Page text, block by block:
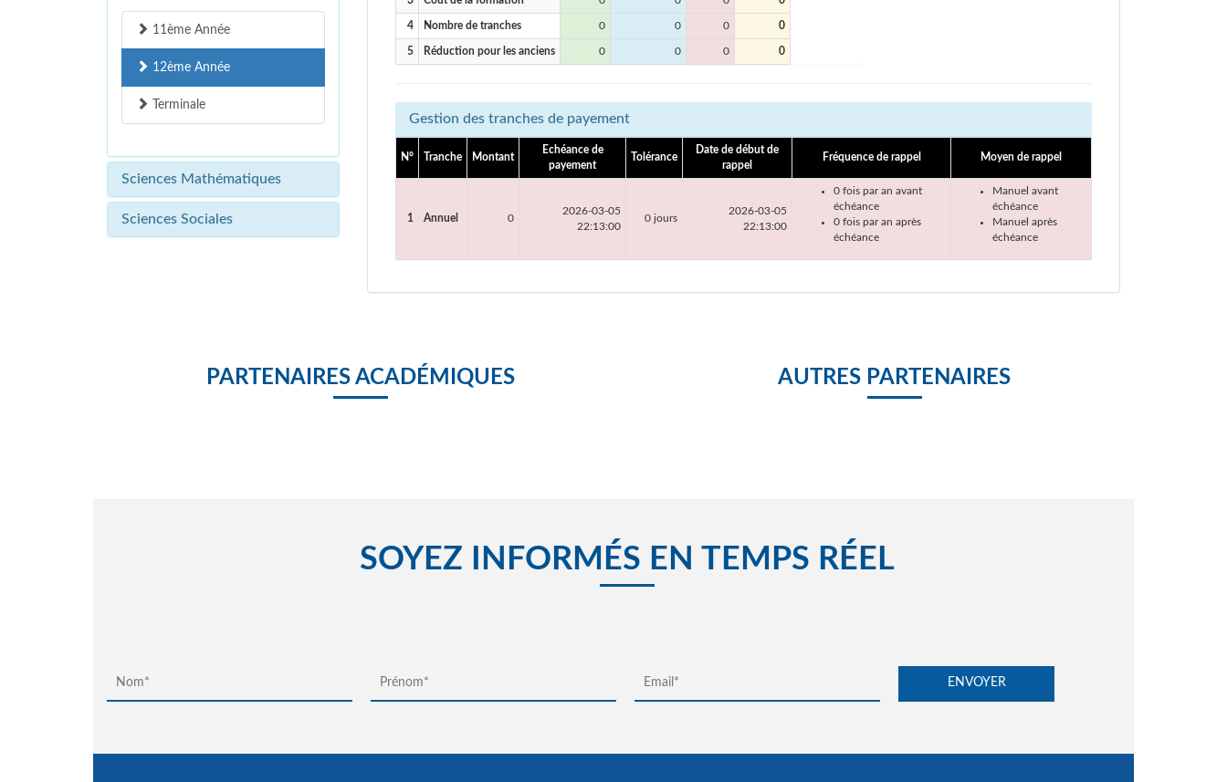
11ème Année
12ème Année
Terminale
Sciences Mathématiques
Sciences Sociales
4 Nombre de tranches 0 0 0 0
5 Réduction pour les anciens 0 0 0 0
Gestion des tranches de payement
N° Tranche Montant
Echéance de
payement
Tolérance
Date de début de
rappel
Fréquence de rappel Moyen de rappel
1 Annuel 0
2026-03-05
22:13:00
0 jours
2026-03-05
22:13:00
0 fois par an avant
échéance
0 fois par an après
échéance
Manuel avant
échéance
Manuel après
échéance
PARTENAIRES ACADÉMIQUES AUTRES PARTENAIRES
SOYEZ INFORMÉS EN TEMPS RÉEL